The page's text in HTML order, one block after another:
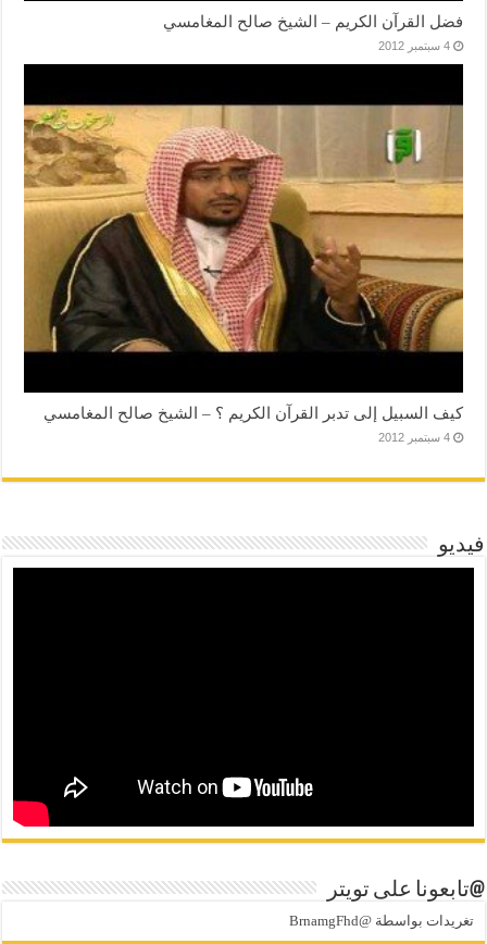
فضل القرآن الكريم – الشيخ صالح المغامسي
4 سبتمبر 2012
كيف السبيل إلى تدبر القرآن الكريم ؟ – الشيخ صالح المغامسي
4 سبتمبر 2012
فيديو
@تابعونا على تويتر
تغريدات بواسطة @BrnamgFhd